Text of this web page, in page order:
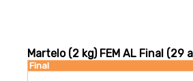
Final
Martelo (2 kg) FEM AL Final (29